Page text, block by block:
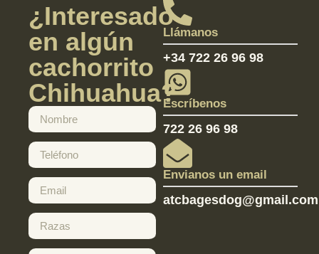
¿Interesado
en algún
cachorrito
Chihuahua?
Llámanos
+34 722 26 96 98
Escríbenos
722 26 96 98
Envianos un email
atcbagesdog@gmail.com